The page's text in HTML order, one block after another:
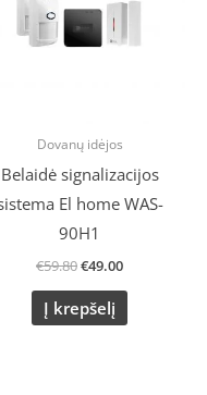
Dovanų idėjos
Belaidė signalizacijos
El home WAS-
90H1
€59.80€49.00
Į krepšelį